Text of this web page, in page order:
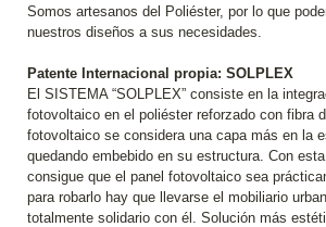
Somos artesanos del Poliéster, por lo que
nuestros diseños a sus necesidades.
Patente Internacional propia: SOLPLEX
El SISTEMA “SOLPLEX” consiste en la
fotovoltaico en el poliéster reforzado con fibra
fotovoltaico se considera una capa más en la
quedando embebido en su estructura. Con
consigue que el panel fotovoltaico sea
para robarlo hay que llevarse el mobiliario
totalmente solidario con él. Solución más